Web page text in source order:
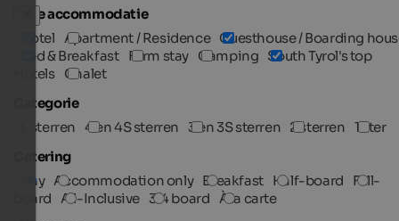
Type accommodatie
Hotel Apartment / Residence Guesthouse / Boarding
Bed & Breakfast Farm stay Camping South Tyrol's top
Hotels Chalet
Categorie
5 sterren 4 en 4S sterren 3 en 3S sterren 2 sterren 1 ster
Catering
Any Accommodation only Breakfast Half-board
Full-
board All-Inclusive 3/4 board À la carte